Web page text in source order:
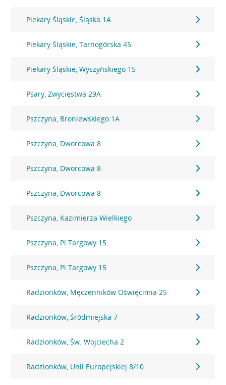
Piekary Śląskie, Śląska 1A
Piekary Śląskie, Tarnogórska 45
Piekary Śląskie, Wyszyńskiego 15
Psary, Zwycięstwa 29A
Pszczyna, Broniewskiego 1A
Pszczyna, Dworcowa 8
Pszczyna, Dworcowa 8
Pszczyna, Dworcowa 8
Pszczyna, Kazimierza Wielkiego
Pszczyna, Pl.Targowy 15
Pszczyna, Pl.Targowy 15
Radzionków, Męczenników Oświęcimia 25
Radzionków, Śródmiejska 7
Radzionków, Św. Wojciecha 2
Radzionków, Unii Europejskiej 8/10